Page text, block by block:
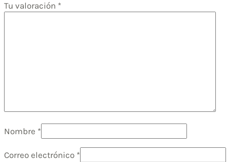
Tu valoración *
Nombre *
Correo electrónico *